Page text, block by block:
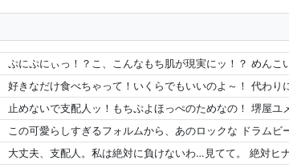
ぷにぷにぃっ！？こ、こんなもち肌が現実にッ！？ めんこ
好きなだけ食べちゃって！いくらでもいいのよ～！ 代わ
止めないで支配人ッ！もちぷよほっぺのためなの！ 堺屋
この可愛らしすぎるフォルムから、あのロックな ドラム
大丈夫、支配人。私は絶対に負けないわ…見てて。 絶対ヒ